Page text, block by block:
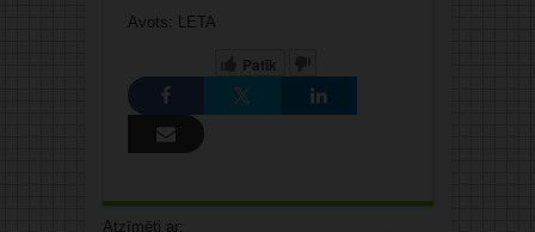
Avots: LETA
Patīk
Atzīmēti ar: